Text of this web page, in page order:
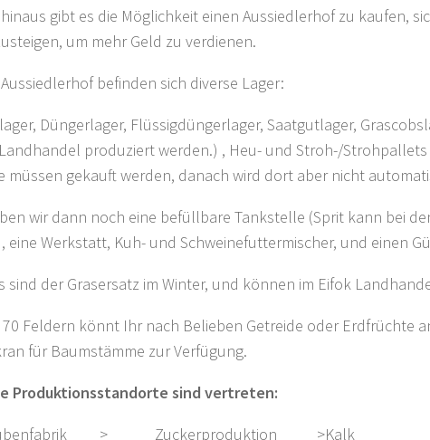
gibt es die Möglichkeit einen Aussiedlerhof zu kaufen,
um mehr Geld zu verdienen.
befinden sich diverse Lager:
Düngerlager, Flüssigdüngerlager, Saatgutlager,
produziert werden.) , Heu- und Stroh-/
müssen gekauft werden, danach wird dort aber nicht
wir dann noch eine befüllbare Tankstelle (Sprit kann bei
eine Werkstatt, Kuh- und Schweinefuttermischer, und einen
sind der Grasersatz im Winter, und können im Eifok
Feldern könnt Ihr nach Belieben Getreide oder Erdfrüchte
für Baumstämme zur Verfügung.
Produktionsstandorte sind vertreten:
> Zuckerproduktion >Kalk